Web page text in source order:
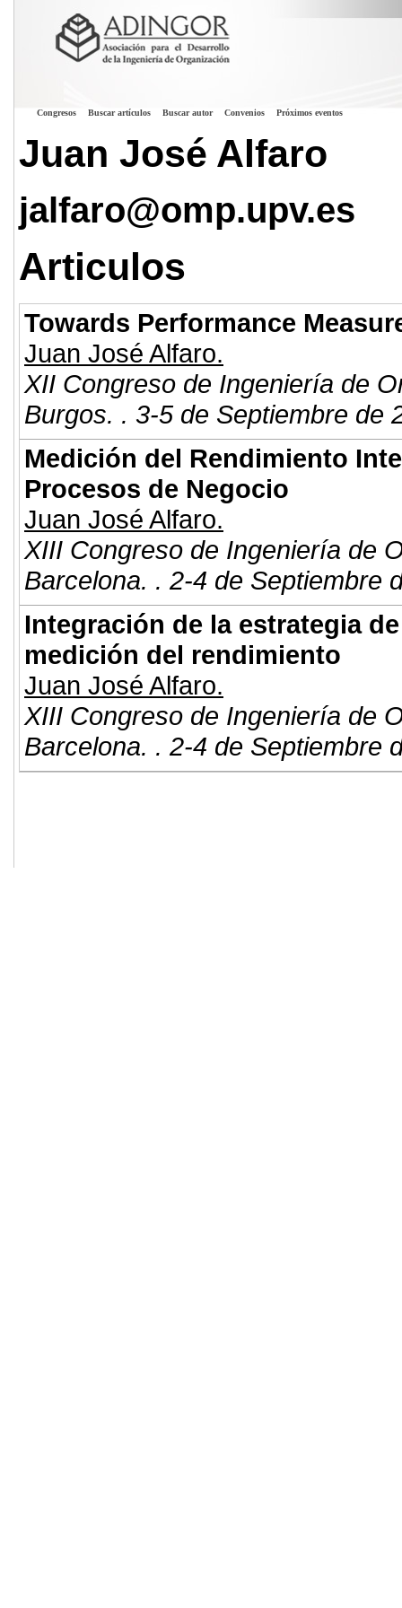
Congresos Buscar artículos Buscar autor Convenios Próximos eventos
Juan José Alfaro
jalfaro@omp.upv.es
Articulos
Towards Performance
Juan José Alfaro.
XII Congreso de Ingeniería de
Burgos. . 3-5 de Septiembre de
Medición del Rendimiento
Procesos de Negocio
Juan José Alfaro.
XIII Congreso de Ingeniería de
Barcelona. . 2-4 de Septiembre
Integración de la estrategia
medición del rendimiento
Juan José Alfaro.
XIII Congreso de Ingeniería de
Barcelona. . 2-4 de Septiembre